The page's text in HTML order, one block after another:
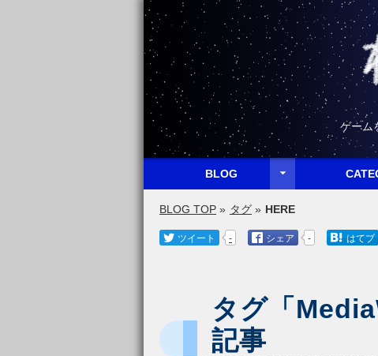
ゲーム

BLOG
アーカイブ一覧
タグ一覧
投稿画像一覧
BLOG TOP » タグ » HERE
 ツイート -  シェア -  はてブ
タグ「
記事